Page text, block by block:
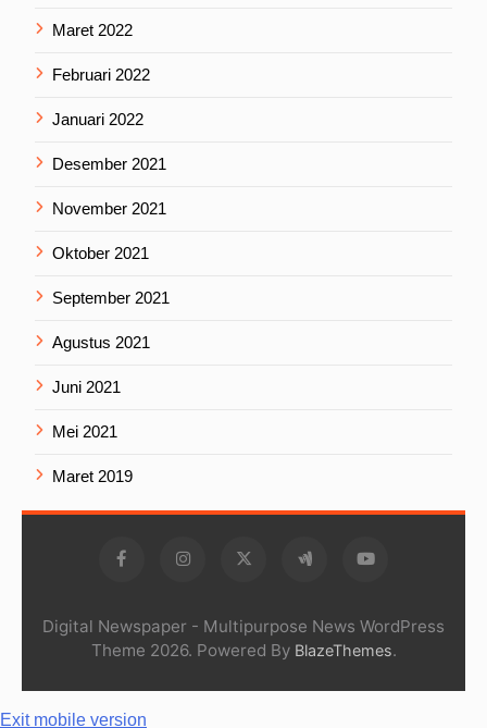
Maret 2022
Februari 2022
Januari 2022
Desember 2021
November 2021
Oktober 2021
September 2021
Agustus 2021
Juni 2021
Mei 2021
Maret 2019
Digital Newspaper - Multipurpose News WordPress
Theme 2026. Powered By BlazeThemes.
Exit mobile version